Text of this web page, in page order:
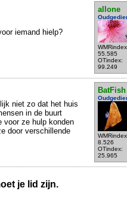
allone
55.585
OTindex:
99.249
iemand hielp?
BatFish
8.526
OTindex:
25.965
niet zo dat het huis
in de buurt
voor ze hulp konden
door verschillende
je lid zijn.